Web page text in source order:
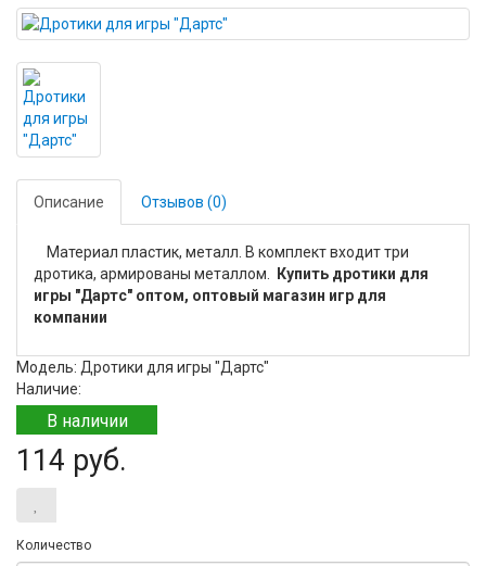
Описание Отзывов (0)
Материал пластик, металл. В комплект входит три
дротика, армированы металлом.
Купить дротики для
игры "Дартс" оптом, оптовый магазин игр для
компании
Модель: Дротики для игры "Дартс"
Наличие:
В наличии
114 руб.
Количество